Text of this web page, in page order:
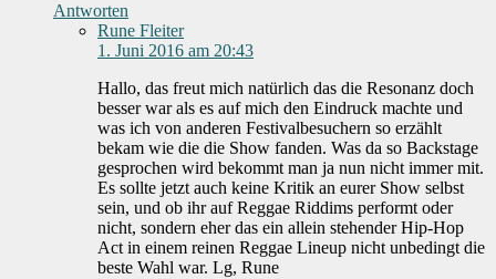
Antworten
Rune Fleiter
1. Juni 2016 am 20:43
Hallo, das freut mich natürlich das die Resonanz doch
besser war als es auf mich den Eindruck machte und
was ich von anderen Festivalbesuchern so erzählt
bekam wie die die Show fanden. Was da so Backstage
gesprochen wird bekommt man ja nun nicht immer mit.
Es sollte jetzt auch keine Kritik an eurer Show selbst
sein, und ob ihr auf Reggae Riddims performt oder
nicht, sondern eher das ein allein stehender Hip-Hop
Act in einem reinen Reggae Lineup nicht unbedingt die
beste Wahl war. Lg, Rune